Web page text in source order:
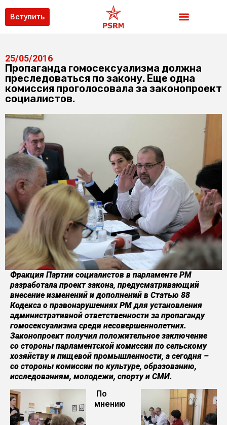
Вступить
25/05/2016
Пропаганда гомосексуализма должна
преследоваться по закону. Еще одна
комиссия проголосовала за законопроект
социалистов.
Фракция Партии социалистов в парламенте РМ
разработала проект закона, предусматривающий
внесение изменений и дополнений в Статью 88
Кодекса о правонарушениях РМ для установления
административной ответственности за пропаганду
гомосексуализма среди несовершеннолетних.
Законопроект получил положительное заключение
со стороны парламентской комиссии по сельскому
хозяйству и пищевой промышленности, а сегодня –
со стороны комиссии по культуре, образованию,
исследованиям, молодежи, спорту и СМИ.
По
мнению